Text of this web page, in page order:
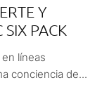
Y
SIX PACK
líneas
conciencia de...